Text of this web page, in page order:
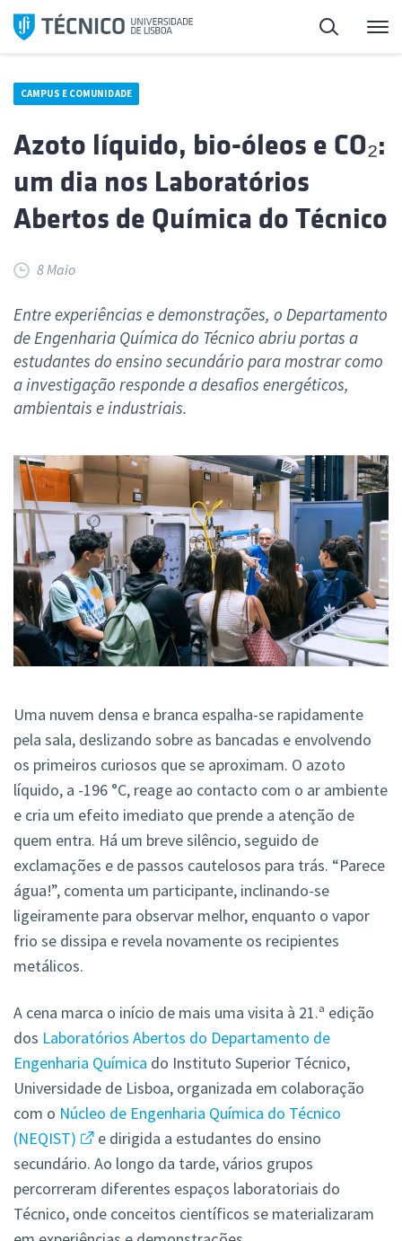
Saltar
para
Pesquisa
CAMPUS E COMUNIDADE
Azoto líquido, bio-óleos e CO₂:
um dia nos Laboratórios
Abertos de Química do Técnico
8 Maio
Entre experiências e demonstrações, o Departamento
de Engenharia Química do Técnico abriu portas a
estudantes do ensino secundário para mostrar como
a investigação responde a desafios energéticos,
ambientais e industriais.
Uma nuvem densa e branca espalha-se rapidamente
pela sala, deslizando sobre as bancadas e envolvendo
os primeiros curiosos que se aproximam. O azoto
líquido, a -196 °C, reage ao contacto com o ar ambiente
e cria um efeito imediato que prende a atenção de
quem entra. Há um breve silêncio, seguido de
exclamações e de passos cautelosos para trás. “Parece
água!”, comenta um participante, inclinando-se
ligeiramente para observar melhor, enquanto o vapor
frio se dissipa e revela novamente os recipientes
metálicos.
A cena marca o início de mais uma visita à 21.ª edição
dos Laboratórios Abertos do Departamento de
Engenharia Química do Instituto Superior Técnico,
Universidade de Lisboa, organizada em colaboração
com o Núcleo de Engenharia Química do Técnico
(NEQIST)
e dirigida a estudantes do ensino
secundário. Ao longo da tarde, vários grupos
percorreram diferentes espaços laboratoriais do
Técnico, onde conceitos científicos se materializaram